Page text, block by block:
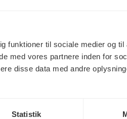
funktioner til sociale medier og til
med vores partnere inden for
disse data med andre
Statistik